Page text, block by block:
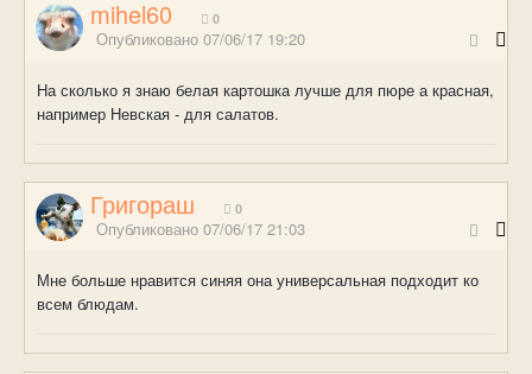
mihel60 0
Опубликовано 07/06/17 19:20
На сколько я знаю белая картошка лучше для пюре а красная,
например Невская - для салатов.
Григораш 0
Опубликовано 07/06/17 21:03
Мне больше нравится синяя она универсальная подходит ко
всем блюдам.